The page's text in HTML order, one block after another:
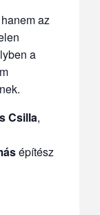
az
a
Csilla,
építész